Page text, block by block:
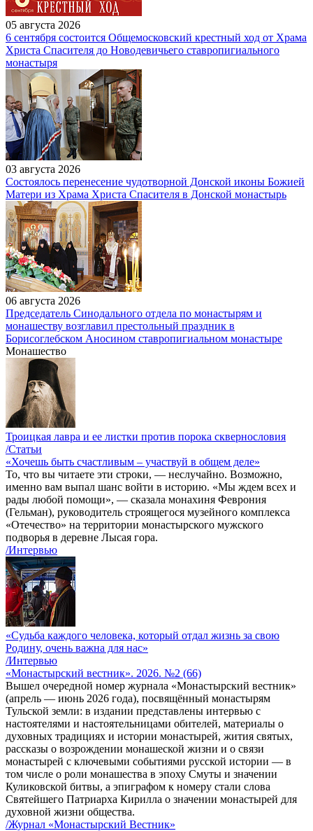
05 августа 2026
6 сентября состоится Общемосковский крестный ход от Храма
Христа Спасителя до Новодевичьего ставропигиального
монастыря
03 августа 2026
Состоялось перенесение чудотворной Донской иконы Божией
Матери из Храма Христа Спасителя в Донской монастырь
06 августа 2026
Председатель Синодального отдела по монастырям и
монашеству возглавил престольный праздник в
Борисоглебском Аносином ставропигиальном монастыре
Монашество
Троицкая лавра и ее листки против порока сквернословия
/Статьи
«Хочешь быть счастливым – участвуй в общем деле»
То, что вы читаете эти строки, — неслучайно. Возможно,
именно вам выпал шанс войти в историю. «Мы ждем всех и
рады любой помощи», — сказала монахиня Феврония
(Гельман), руководитель строящегося музейного комплекса
«Отечество» на территории монастырского мужского
подворья в деревне Лысая гора.
/Интервью
«Судьба каждого человека, который отдал жизнь за свою
Родину, очень важна для нас»
/Интервью
«Монастырский вестник». 2026. №2 (66)
Вышел очередной номер журнала «Монастырский вестник»
(апрель — июнь 2026 года), посвящённый монастырям
Тульской земли: в издании представлены интервью с
настоятелями и настоятельницами обителей, материалы о
духовных традициях и истории монастырей, жития святых,
рассказы о возрождении монашеской жизни и о связи
монастырей с ключевыми событиями русской истории — в
том числе о роли монашества в эпоху Смуты и значении
Куликовской битвы, а эпиграфом к номеру стали слова
Святейшего Патриарха Кирилла о значении монастырей для
духовной жизни общества.
/Журнал «Монастырский Вестник»